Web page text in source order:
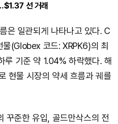
선 거래
은 일관되게 나타나고 있다. C
(Globex 코드: XRPK6)의 최
기준 약 1.04% 하락했다. 해
현물 시장의 약세 흐름과 궤를
꾸준한 유입, 골드만삭스의 전